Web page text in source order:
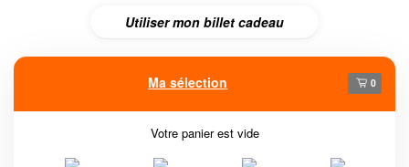
Utiliser mon billet cadeau
Ma sélection 0
Votre panier est vide